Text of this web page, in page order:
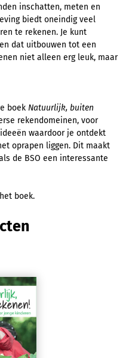
inschatten, meten en
biedt oneindig veel
te rekenen. Je kunt
dat uitbouwen tot een
niet alleen erg leuk, maar
boek Natuurlijk, buiten
rekendomeinen, voor
waardoor je ontdekt
oprapen liggen. Dit maakt
de BSO een interessante
boek.